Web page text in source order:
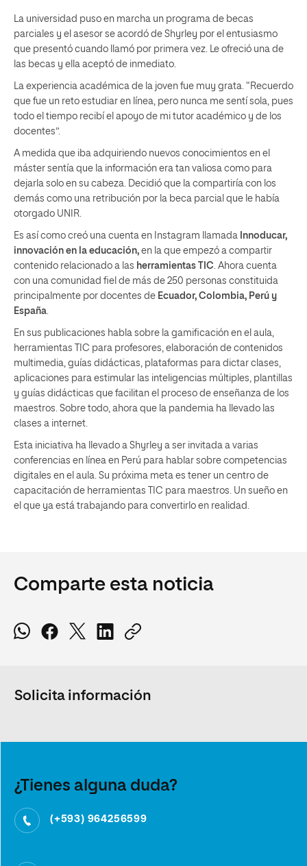
La universidad puso en marcha un programa de becas
parciales y el asesor se acordó de Shyrley por el entusiasmo
que presentó cuando llamó por primera vez. Le ofreció una de
las becas y ella aceptó de inmediato.
La experiencia académica de la joven fue muy grata. “Recuerdo
que fue un reto estudiar en línea, pero nunca me sentí sola, pues
todo el tiempo recibí el apoyo de mi tutor académico y de los
docentes”.
A medida que iba adquiriendo nuevos conocimientos en el
máster sentía que la información era tan valiosa como para
dejarla solo en su cabeza. Decidió que la compartiría con los
demás como una retribución por la beca parcial que le había
otorgado UNIR.
Es así como creó una cuenta en Instagram llamada Innoducar,
innovación en la educación, en la que empezó a compartir
contenido relacionado a las herramientas TIC . Ahora cuenta
con una comunidad fiel de más de 250 personas constituida
principalmente por docentes de Ecuador, Colombia, Perú y
España
En sus publicaciones habla sobre la gamificación en el aula,
herramientas TIC para profesores, elaboración de contenidos
multimedia, guías didácticas, plataformas para dictar clases,
aplicaciones para estimular las inteligencias múltiples, plantillas
y guías didácticas que facilitan el proceso de enseñanza de los
maestros. Sobre todo, ahora que la pandemia ha llevado las
clases a internet.
Esta iniciativa ha llevado a Shyrley a ser invitada a varias
conferencias en línea en Perú para hablar sobre competencias
digitales en el aula. Su próxima meta es tener un centro de
capacitación de herramientas TIC para maestros. Un sueño en
el que ya está trabajando para convertirlo en realidad.
Comparte esta noticia
Solicita información
¿Tienes alguna duda?
(+593) 964256599